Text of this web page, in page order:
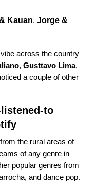
Kauan, Jorge &
across the country
, Gusttavo Lima,
a couple of other
to
the rural areas of
of any genre in
popular genres from
and dance pop.